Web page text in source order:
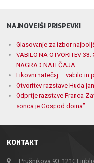
KONTAKT
Prušnikova 90, 1210
NAJNOVEJŠI PRISPEVKI
Glasovanje za izbor
VABILO NA OTVORITEV 33.
NAGRAD NATEČAJA
Likovni natečaj – vabilo in
Otvoritev razstave Huda
Odprtje razstave Franca
sonca je Gospod doma”